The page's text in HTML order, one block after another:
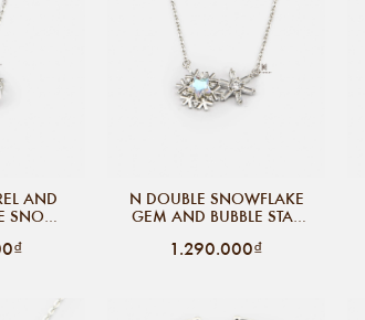
AND
SNOW
N DOUBLE SNOWFLAKE
GEM AND BUBBLE STAR
1.290.000₫